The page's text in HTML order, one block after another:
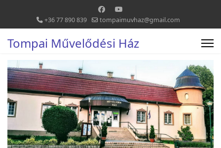
+36 77 890 839 tompaimuvhaz@gmail.com
Tompai Művelődési Ház